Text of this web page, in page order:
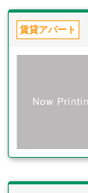
賃貸アパート